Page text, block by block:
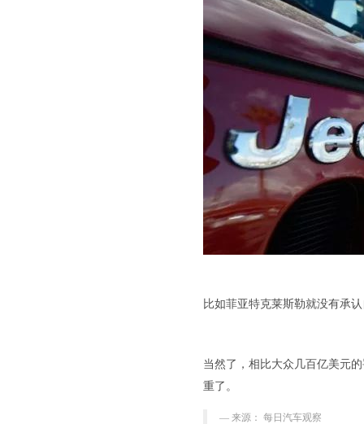
比如菲亚特克莱斯勒就没有承
当然了，相比大众几百亿美元
重了。
来源： 每日汽车观察